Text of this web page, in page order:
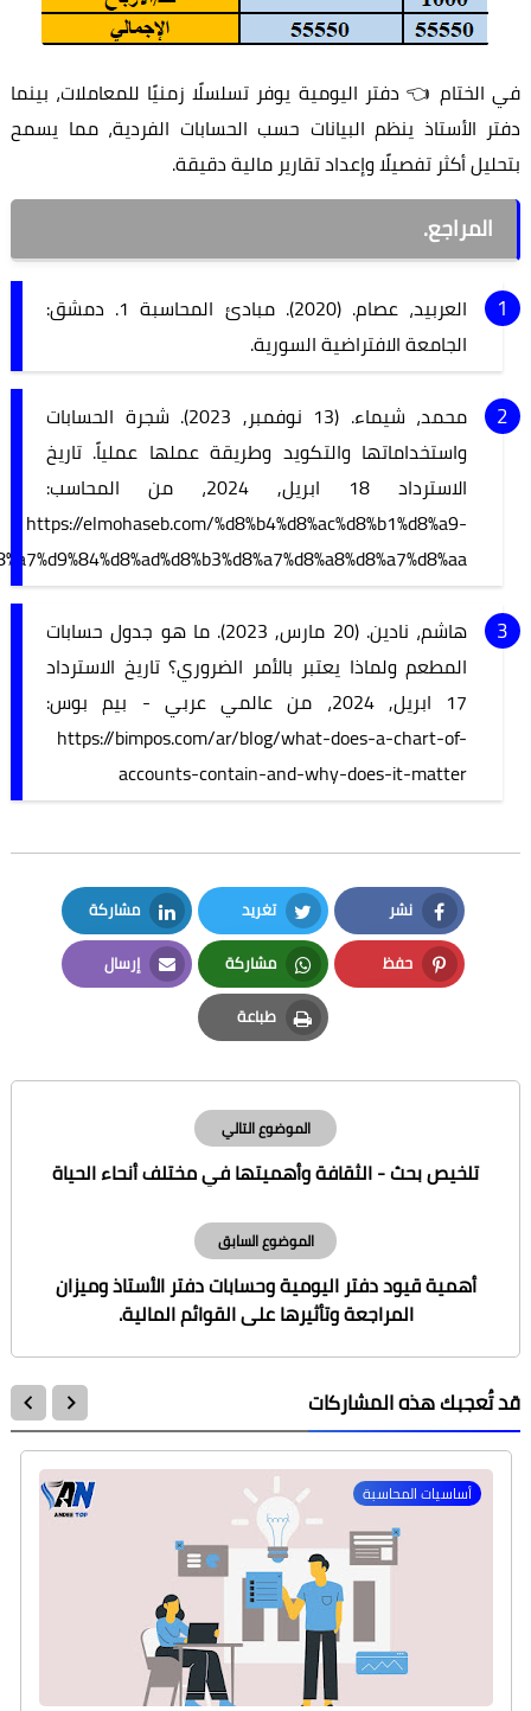
👈 دفتر اليومية يوفر تسلسلًا زمنيًا للمعاملات، بينما
الأستاذ ينظم البيانات حسب الحسابات الفردية، مما يسمح
أكثر تفصيلًا وإعداد تقارير مالية دقيقة.
المراجع.
العربيد، عصام. (2020). مبادئ المحاسبة 1. دمشق:
الجامعة الافتراضية السورية.
محمد، شيماء. (13 نوفمبر, 2023). شجرة الحسابات
واستخداماتها والتكويد وطريقة عملها عملياً. تاريخ
الاسترداد 18 ابريل, 2024، من المحاسب:
https://elmohaseb.com/%d8%b4%d8%ac%d8%b1%d8%a9-
%d8%a7%d9%84%d8%ad%d8%b3%d8%a7%d8%a8%d8%a7%d8%aa/
هاشم، نادين. (20 مارس, 2023). ما هو جدول حسابات
المطعم ولماذا يعتبر بالأمر الضروري؟ تاريخ الاسترداد
17 ابريل, 2024، من عالمي عربي - بيم بوس:
https://bimpos.com/ar/blog/what-does-a-chart-of-
accounts-contain-and-why-does-it-matter
نشر
Facebook
تغريد
Twitter
مشاركة
LinkedIn
حفظ
Pinterest
مشاركة
Whatsapp
إرسال
Email
طباعة
Print
الموضوع التالي
تلخيص بحث - الثقافة وأهميتها في مختلف أنحاء الحياة
الموضوع السابق
أهمية قيود دفتر اليومية وحسابات دفتر الأستاذ وميزان
المراجعة وتأثيرها على القوائم المالية.
هذه المشاركات
أساسيات المحاسبة